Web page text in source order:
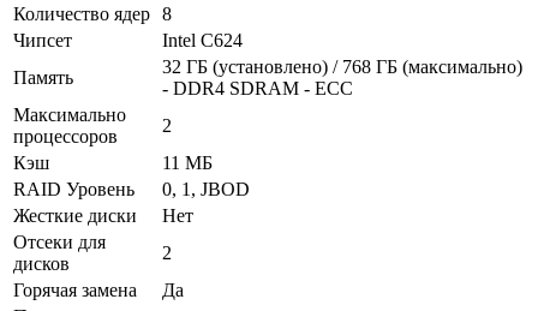
Количество ядер 8
Чипсет
Intel C624
Память
32 ГБ (установлено) / 768 ГБ (максимально)
- DDR4 SDRAM - ECC
Максимально
процессоров
2
Кэш
11 МБ
RAID Уровень
0, 1, JBOD
Жесткие диски
Нет
Отсеки для
дисков
2
Горячая замена
Да